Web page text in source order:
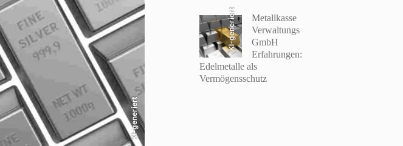
KI-generiert
KI-generiert
Metallkasse
Verwaltungs
GmbH
Erfahrungen:
Edelmetalle als
Vermögensschutz